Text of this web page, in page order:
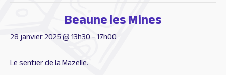
Beaune les Mines
28 janvier 2025 @ 13h30-17h00
Le sentier de la Mazelle.